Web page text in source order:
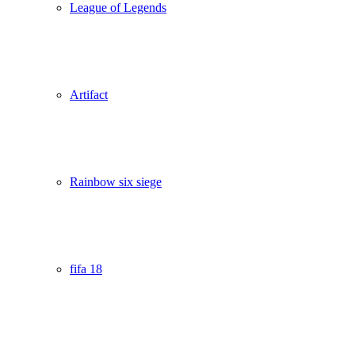
League of Legends
Artifact
Rainbow six siege
fifa 18